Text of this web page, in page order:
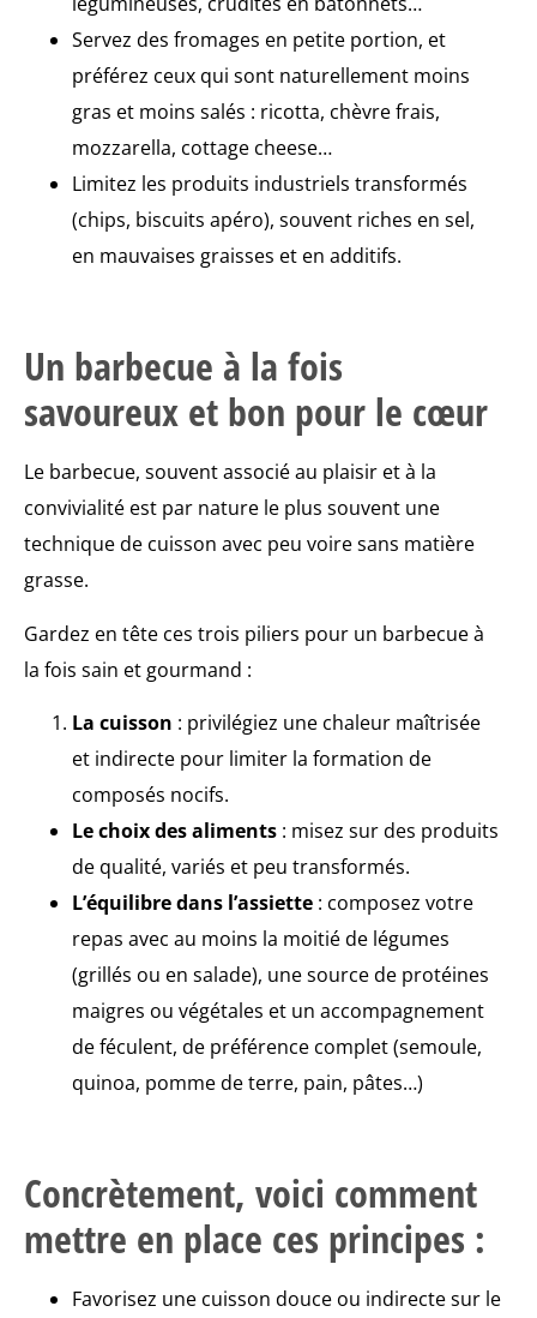
Servez des fromages en petite portion, et
préférez ceux qui sont naturellement moins
gras et moins salés : ricotta, chèvre frais,
mozzarella, cottage cheese…
Limitez les produits industriels transformés
(chips, biscuits apéro), souvent riches en sel,
en mauvaises graisses et en additifs.
Un barbecue à la fois
savoureux et bon pour le cœur
Le barbecue, souvent associé au plaisir et à la
convivialité est par nature le plus souvent une
technique de cuisson avec peu voire sans matière
grasse.
Gardez en tête ces trois piliers pour un barbecue à
la fois sain et gourmand :
La cuisson : privilégiez une chaleur maîtrisée
et indirecte pour limiter la formation de
composés nocifs.
Le choix des aliments : misez sur des produits
de qualité, variés et peu transformés.
L’équilibre dans l’assiette : composez votre
repas avec au moins la moitié de légumes
(grillés ou en salade), une source de protéines
maigres ou végétales et un accompagnement
de féculent, de préférence complet (semoule,
quinoa, pomme de terre, pain, pâtes…)
Concrètement, voici comment
mettre en place ces principes :
Favorisez une cuisson douce ou indirecte sur le